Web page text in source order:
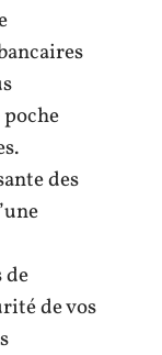
des
de
de vos